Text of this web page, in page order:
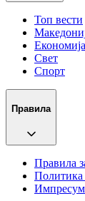
Топ вести
Економија
Свет
Спорт
Правила
Правила
Политика
Импресум